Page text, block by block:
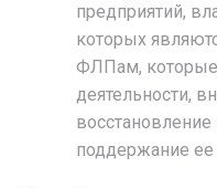
предприятий,
которых
ФЛПам,
деятельности,
поддержание ее